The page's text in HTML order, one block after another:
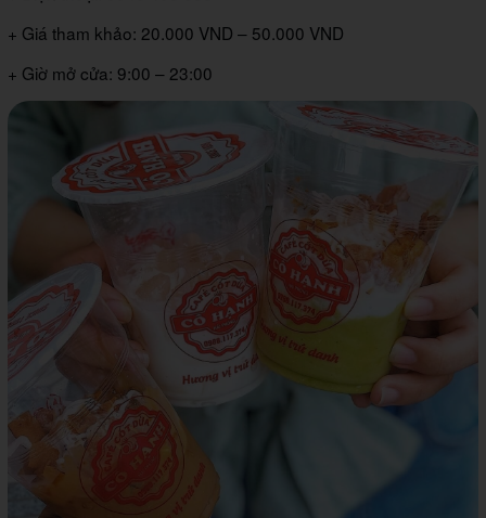
+ Giá tham khảo: 20.000 VND – 50.000 VND
+ Giờ mở cửa: 9:00 – 23:00